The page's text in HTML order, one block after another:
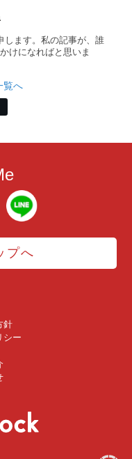
します。私の記事が、誰
けになればと思いま
覧へ
プへ
針
シー